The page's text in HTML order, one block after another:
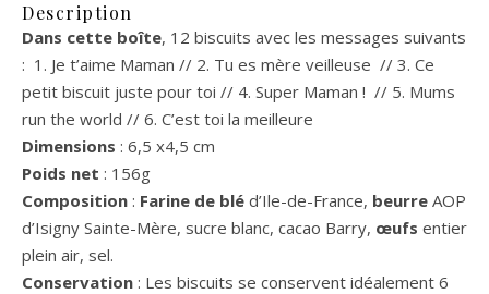
Description
Dans cette boîte, 12 biscuits avec les messages suivants
: 1. Je t’aime Maman // 2. Tu es mère veilleuse // 3. Ce
petit biscuit juste pour toi // 4. Super Maman ! // 5. Mums
run the world // 6. C’est toi la meilleure
Dimensions : 6,5 x4,5 cm
Poids net : 156g
Composition : Farine de blé d’Ile-de-France, beurre AOP
d’Isigny Sainte-Mère, sucre blanc, cacao Barry, œufs entier
plein air, sel.
Conservation : Les biscuits se conservent idéalement 6